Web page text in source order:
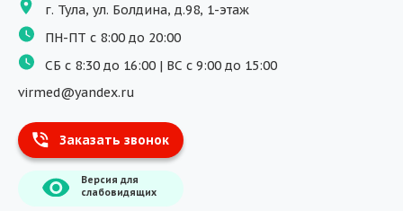
Физиотерапия
ДМС
Массаж
Тест на хеликобактер
Информация
О компании
г. Тула, ул. Болдина, д.98, 1-этаж
ПН-ПТ с 8:00 до 20:00
СБ с 8:30 до 16:00 | ВС с 9:00 до 15:00
virmed@yandex.ru
Заказать звонок
Версия для
слабовидящих